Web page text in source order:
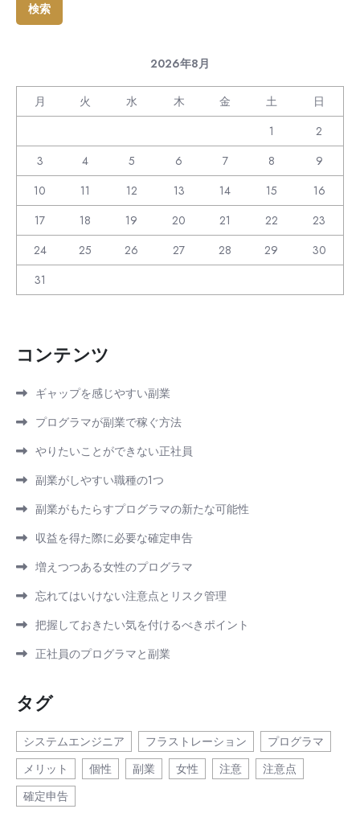
2026年8月
月 火 水 木 金 土
日
1
2
3
4 5 6 7 8
9
10
11 12 13 14 15
16
17
18 19 20 21 22
23
24
25 26 27 28 29
30
31
コンテンツ
ギャップを感じやすい副業
プログラマが副業で稼ぐ方法
やりたいことができない正社員
副業がしやすい職種の1つ
副業がもたらすプログラマの新たな可能性
収益を得た際に必要な確定申告
増えつつある女性のプログラマ
忘れてはいけない注意点とリスク管理
把握しておきたい気を付けるべきポイント
正社員のプログラマと副業
タグ
システムエンジニア フラストレーション
プログラマ
メリット
個性 副業 女性 注意
注意点
確定申告